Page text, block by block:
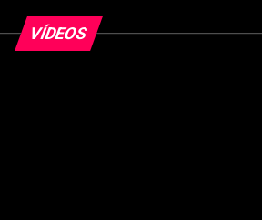
VÍDEOS